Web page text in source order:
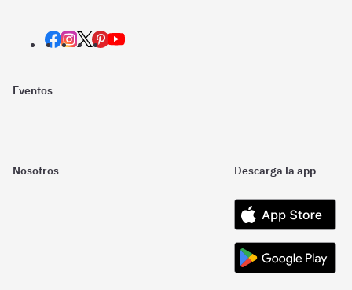
Eventos
Nosotros Descarga la app